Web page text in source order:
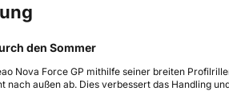
den Sommer
Nova Force GP mithilfe seiner breiten
nach außen ab. Dies verbessert das Handling